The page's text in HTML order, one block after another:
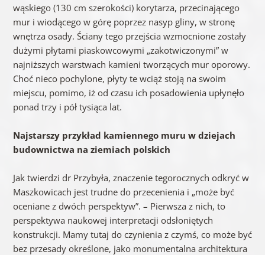
wąskiego (130 cm szerokości) korytarza, przecinającego
mur i wiodącego w górę poprzez nasyp gliny, w stronę
wnętrza osady. Ściany tego przejścia wzmocnione zostały
dużymi płytami piaskowcowymi „zakotwiczonymi” w
najniższych warstwach kamieni tworzących mur oporowy.
Choć nieco pochylone, płyty te wciąż stoją na swoim
miejscu, pomimo, iż od czasu ich posadowienia upłynęło
ponad trzy i pół tysiąca lat.
Najstarszy przykład kamiennego muru w dziejach
budownictwa na ziemiach polskich
Jak twierdzi dr Przybyła, znaczenie tegorocznych odkryć w
Maszkowicach jest trudne do przecenienia i „może być
oceniane z dwóch perspektyw”. – Pierwsza z nich, to
perspektywa naukowej interpretacji odsłoniętych
konstrukcji. Mamy tutaj do czynienia z czymś, co może być
bez przesady określone, jako monumentalna architektura